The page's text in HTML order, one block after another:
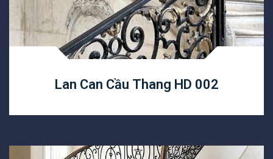
Lan Can Cầu Thang HD 002